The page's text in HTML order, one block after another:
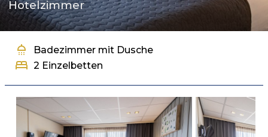
Häufig gestellte Fragen
Business
Hotelzimmer
shower Badezimmer mit Dusche
bed 2 Einzelbetten